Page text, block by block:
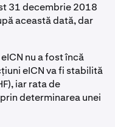
31 decembrie 2018
această dată, dar
nu a fost încă
eICN va fi stabilită
iar rata de
determinarea unei